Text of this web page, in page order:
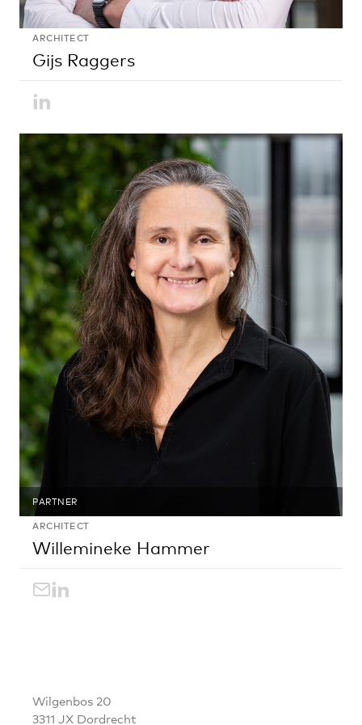
ARCHITECT
Gijs Raggers
LinkedIn
PARTNER
ARCHITECT
Willemineke Hammer
willemineke.hammer@egm.nl
LinkedIn
Willemineke
Hammer
Wilgenbos 20
3311 JX Dordrecht